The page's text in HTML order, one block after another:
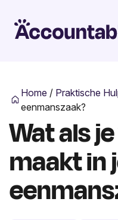
Home / Praktische
eenmanszaak?
Wat als
maakt in